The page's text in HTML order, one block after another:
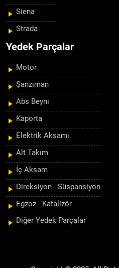
Siena
Strada
Yedek Parçalar
Motor
Şanzıman
Abs Beyni
Kaporta
Elektrik Aksamı
Alt Takım
İç Aksam
Direksiyon - Süspansiyon
Egzoz - Katalizör
Diğer Yedek Parçalar